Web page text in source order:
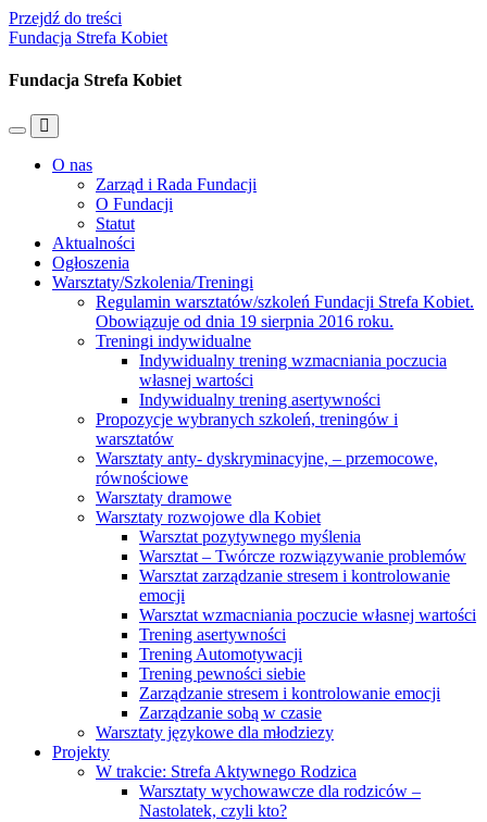
Przejdź do treści
Fundacja Strefa Kobiet
Fundacja Strefa Kobiet
Przełącz
mobilne
Przełącz
pole
wyszukiwania
O nas
Zarząd i Rada Fundacji
O Fundacji
Statut
Aktualności
Ogłoszenia
Warsztaty/Szkolenia/Treningi
Regulamin warsztatów/szkoleń Fundacji Strefa Kobiet.
Obowiązuje od dnia 19 sierpnia 2016 roku.
Treningi indywidualne
Indywidualny trening wzmacniania poczucia
własnej wartości
Indywidualny trening asertywności
Propozycje wybranych szkoleń, treningów i
warsztatów
Warsztaty anty- dyskryminacyjne, – przemocowe,
równościowe
Warsztaty dramowe
Warsztaty rozwojowe dla Kobiet
Warsztat pozytywnego myślenia
Warsztat – Twórcze rozwiązywanie problemów
Warsztat zarządzanie stresem i kontrolowanie
emocji
Warsztat wzmacniania poczucie własnej wartości
Trening asertywności
Trening Automotywacji
Trening pewności siebie
Zarządzanie stresem i kontrolowanie emocji
Zarządzanie sobą w czasie
Warsztaty językowe dla młodziezy
Projekty
W trakcie: Strefa Aktywnego Rodzica
Warsztaty wychowawcze dla rodziców –
Nastolatek, czyli kto?